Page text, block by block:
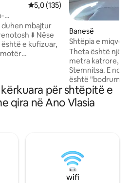
Vlerësimi mesatar 5,0 nga 5,
5,0 (135)
duhen mbajtur
⬇️ Nëse
e kufizuar,
nuk ka
një
pastrim me
dhe një
Banesë
Shtëpia e miqve
Theta është një
metra katrore,
Stemnitsa. E
është "bodrumi"
shtëpie
hapësirë të
plotësisht në vitin
një pamje të
oborrit në shpatin
Parkim afër
për shtëpitë e
qira në Ano Vlasia
wifi